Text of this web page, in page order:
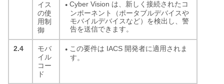
イス
の使
用制
御
● Cyber Vision は、新しく接続されたコ
ンポーネント（ポータブルデバイスや
モバイルデバイスなど）を検出し、警
告を送信できます。
2.4
モバ
イル
コー
ド
● この要件は IACS 開発者に適用されま
す。